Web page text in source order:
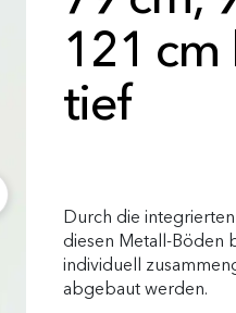
121 cm
tief
Durch die
diesen Metall-Böden
individuell
abgebaut werden.